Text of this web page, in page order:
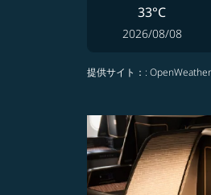
33°C
2026/08/08
提供サイト： :